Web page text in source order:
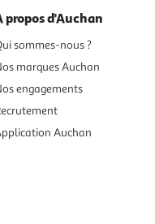
propos d'Auchan
sommes-nous ?
marques Auchan
engagements
Auchan